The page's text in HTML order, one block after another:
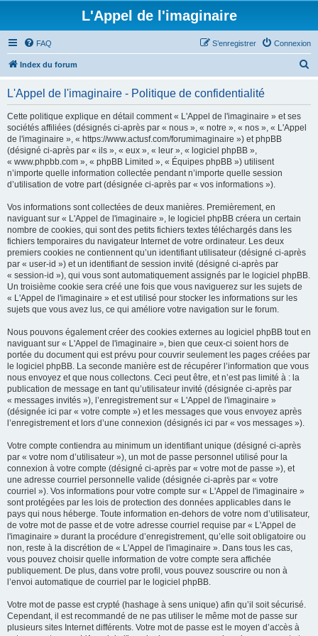
L'Appel de l'imaginaire
FAQ Connexion
S’enregistrer
Index du forum
L'Appel de l'imaginaire - Politique de confidentialité
Cette politique explique en détail comment « L'Appel de l'imaginaire » et ses
sociétés affiliées (désignés ci-après par « nous », « notre », « nos », « L'Appel
de l'imaginaire », « https://www.actusf.com/forumimaginaire ») et phpBB
(désigné ci-après par « ils », « eux », « leur », « logiciel phpBB »,
« www.phpbb.com », « phpBB Limited », « Équipes phpBB ») utilisent
n’importe quelle information collectée pendant n’importe quelle session
d’utilisation de votre part (désignée ci-après par « vos informations »).
Vos informations sont collectées de deux manières. Premièrement, en
naviguant sur « L'Appel de l'imaginaire », le logiciel phpBB créera un certain
nombre de cookies, qui sont des petits fichiers textes téléchargés dans les
fichiers temporaires du navigateur Internet de votre ordinateur. Les deux
premiers cookies ne contiennent qu’un identifiant utilisateur (désigné ci-après
par « user-id ») et un identifiant de session invité (désigné ci-après par
« session-id »), qui vous sont automatiquement assignés par le logiciel phpBB.
Un troisième cookie sera créé une fois que vous naviguerez sur les sujets de
« L'Appel de l'imaginaire » et est utilisé pour stocker les informations sur les
sujets que vous avez lus, ce qui améliore votre navigation sur le forum.
Nous pouvons également créer des cookies externes au logiciel phpBB tout en
naviguant sur « L'Appel de l'imaginaire », bien que ceux-ci soient hors de
portée du document qui est prévu pour couvrir seulement les pages créées par
le logiciel phpBB. La seconde manière est de récupérer l’information que vous
nous envoyez et que nous collectons. Ceci peut être, et n’est pas limité à : la
publication de message en tant qu’utilisateur invité (désignée ci-après par
« messages invités »), l’enregistrement sur « L'Appel de l'imaginaire »
(désignée ici par « votre compte ») et les messages que vous envoyez après
l’enregistrement et lors d’une connexion (désignés ici par « vos messages »).
Votre compte contiendra au minimum un identifiant unique (désigné ci-après
par « votre nom d’utilisateur »), un mot de passe personnel utilisé pour la
connexion à votre compte (désigné ci-après par « votre mot de passe »), et
une adresse courriel personnelle valide (désignée ci-après par « votre
courriel »). Vos informations pour votre compte sur « L'Appel de l'imaginaire »
sont protégées par les lois de protection des données applicables dans le
pays qui nous héberge. Toute information en-dehors de votre nom d’utilisateur,
de votre mot de passe et de votre adresse courriel requise par « L'Appel de
l'imaginaire » durant la procédure d’enregistrement, qu’elle soit obligatoire ou
non, reste à la discrétion de « L'Appel de l'imaginaire ». Dans tous les cas,
vous pouvez choisir quelle information de votre compte sera affichée
publiquement. De plus, dans votre profil, vous pouvez souscrire ou non à
l’envoi automatique de courriel par le logiciel phpBB.
Votre mot de passe est crypté (hashage à sens unique) afin qu’il soit sécurisé.
Cependant, il est recommandé de ne pas utiliser le même mot de passe sur
plusieurs sites Internet différents. Votre mot de passe est le moyen d’accès à